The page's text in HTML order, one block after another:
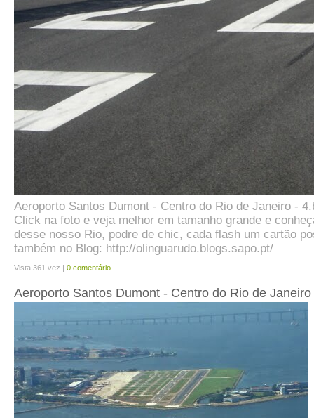
Aeroporto Santos Dumont - Centro do Rio de Janeiro -
Click na foto e veja melhor em tamanho grande e
desse nosso Rio, podre de chic, cada flash um cartão
também no Blog: http://olinguarudo.blogs.sapo.pt/
Vista 361 vez | 0 comentário
Aeroporto Santos Dumont - Centro do Rio de Janeiro